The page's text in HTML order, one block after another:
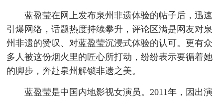
蓝盈莹在网上发布泉州非遗体验的帖子后，迅速
引爆网络，话题热度持续攀升，评论区满是网友对泉
州非遗的赞叹、对蓝盈莹沉浸式体验的认可。更有众
多人被这份烟火里的匠心所打动，纷纷表示要循着她
的脚步，奔赴泉州解锁非遗之美。
蓝盈莹是中国内地影视女演员。2011年，因出演